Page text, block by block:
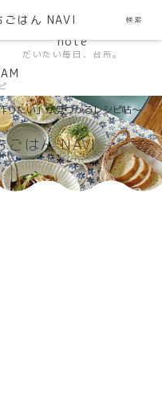
りたい」が見つかるレシピ帖〜
note
だいたい毎日、台所。
検索